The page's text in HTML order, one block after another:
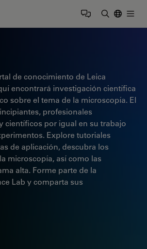
Logo
de conocimiento de Leica
encontrará investigación científica
sobre el tema de la microscopía. El
profesionales
científicos por igual en su trabajo
Explore tutoriales
de aplicación, descubra los
microscopía, así como las
alta. Forme parte de la
Lab y comparta sus